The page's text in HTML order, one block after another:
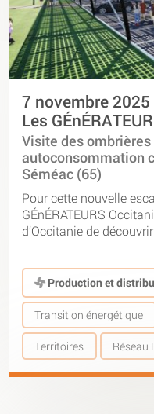
7 novembre
Les
Visite des
autoconsommation
Séméac (65)
Pour cette nouvelle
GÉnÉRATEURS
d’Occitanie de
Production et
Transition énergétique
Territoires Réseau